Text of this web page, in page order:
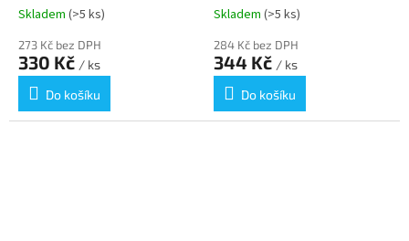
574858
Skladem (>5 ks)
273 Kč bez DPH
330 Kč / ks
Do košíku
Skladem (>5 ks)
284 Kč bez DPH
344 Kč / ks
Do košíku